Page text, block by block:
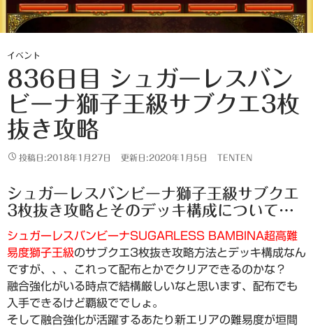
イベント
836日目 シュガーレスバン
ビーナ獅子王級サブクエ3枚
抜き攻略
投稿日:2018年1月27日 更新日:2020年1月5日 TENTEN
シュガーレスバンビーナ獅子王級サブクエ
3枚抜き攻略とそのデッキ構成について…
シュガーレスバンビーナSUGARLESS BAMBINA超高難
易度獅子王級のサブクエ3枚抜き攻略方法とデッキ構成なん
ですが、、、これって配布とかでクリアできるのかな？
融合強化がいる時点で結構厳しいなと思います、配布でも
入手できるけど覇級ででしょ。
そして融合強化が活躍するあたり新エリアの難易度が垣間